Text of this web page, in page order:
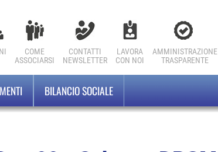
COME
ASSOCIARSI
CONTATTI
NEWSLETTER
LAVORA
CON NOI
AMMINISTRAZIONE
TRASPARENTE
BILANCIO SOCIALE